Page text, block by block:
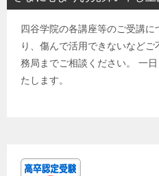
四谷学院の各講座等のご受講
り、傷んで活用できないなど
務局までご相談ください。 一
たします。